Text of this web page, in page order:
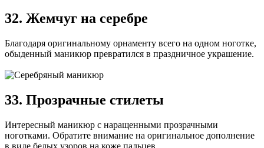
32. Жемчуг на серебре
Благодаря оригинальному орнаменту всего на одном ноготке,
обыденный маникюр превратился в праздничное украшение.
33. Прозрачные стилеты
Интересный маникюр с наращенными прозрачными
ноготками. Обратите внимание на оригинальное дополнение
в виде белых узоров на коже пальцев.